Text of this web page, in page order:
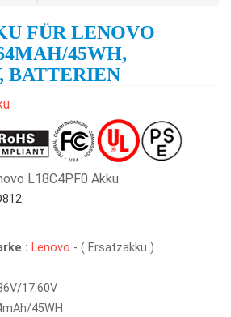
FÜR LENOVO
45WH,
BATTERIEN
L18C4PF0 Akku
: Lenovo - ( Ersatzakku )
17.60V
45WH